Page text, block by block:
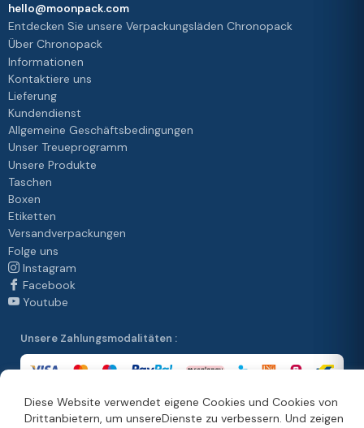
Diese Website verwendet eigene Cookies und Cookies von
Drittanbietern, um unsereDienste zu verbessern. Und zeigen
hello@moonpack.com
Entdecken Sie unsere Verpackungsläden Chronopack
Über Chronopack
Informationen
Kontaktiere uns
Lieferung
Kundendienst
Allgemeine Geschäftsbedingungen
Unser Treueprogramm
Unsere Produkte
Taschen
Boxen
Etiketten
Versandverpackungen
Folge uns
Instagram
Facebook
Youtube
Unsere Zahlungsmodalitäten :
Unsere Vertriebsmethoden :